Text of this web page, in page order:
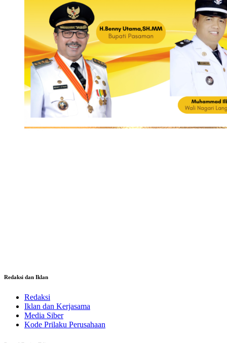
Redaksi dan Iklan
Redaksi
Iklan dan Kerjasama
Media Siber
Kode Prilaku Perusahaan